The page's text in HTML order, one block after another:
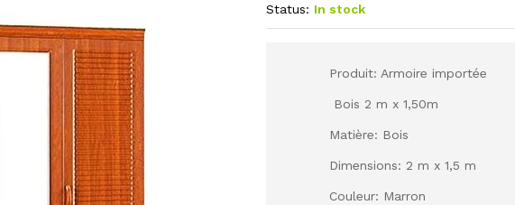
Status: In stock
Produit: Armoire importée
Bois 2 m x 1,50m
Matière: Bois
Dimensions: 2 m x 1,5 m
Couleur: Marron